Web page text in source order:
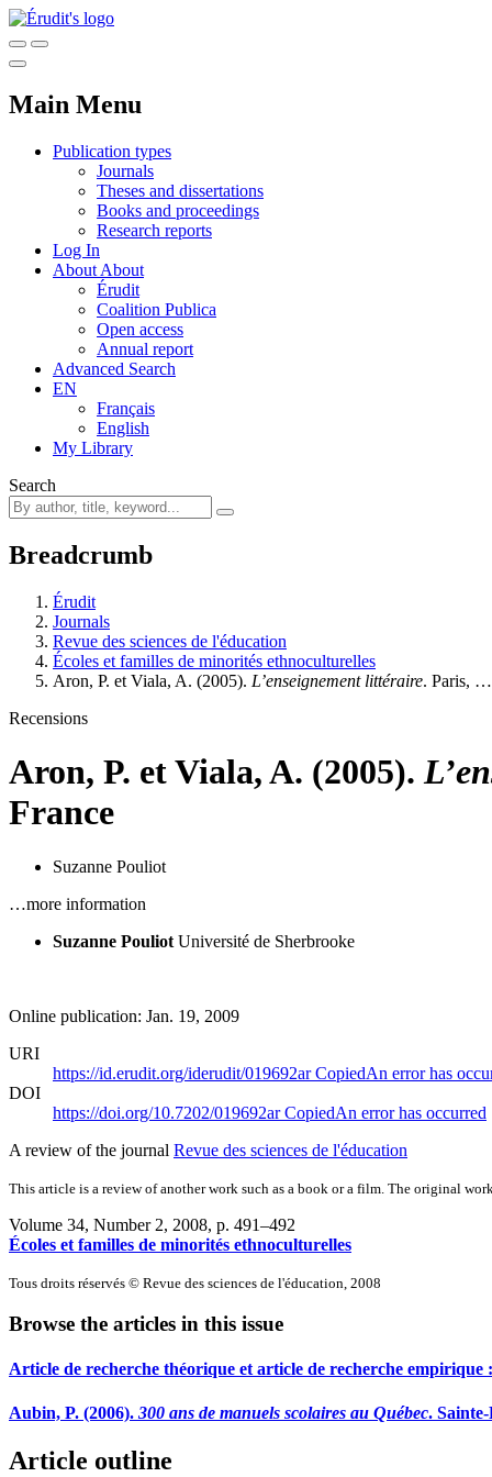
Main Menu
Publication types
Journals
Theses and dissertations
Books and proceedings
Research reports
Log In
About About
Érudit
Coalition Publica
Open access
Annual report
Advanced Search
EN
Français
English
My Library
Search
Breadcrumb
Érudit
Journals
Revue des sciences de l'éducation
Écoles et familles de minorités ethnoculturelles
Aron, P. et Viala, A. (2005). L’enseignement littéraire. Paris, …
Recensions
Aron, P. et Viala, A. (2005).
France
Suzanne Pouliot
…more information
Suzanne Pouliot Université de Sherbrooke
Online publication: Jan. 19, 2009
URI
https://id.erudit.org/iderudit/019692arCopiedAn error has
DOI
https://doi.org/10.7202/019692arCopiedAn error has occurred
A review of the journal Revue des sciences de l'éducation
This article is a review of another work such as a book or a film. The original
Volume 34, Number 2, 2008, p. 491–492
Écoles et familles de minorités ethnoculturelles
Tous droits réservés © Revue des sciences de l'éducation, 2008
Browse the articles in this issue
Article de recherche théorique et article de recherche empirique
Aubin, P. (2006). 300 ans de manuels scolaires au Québec.
Article outline